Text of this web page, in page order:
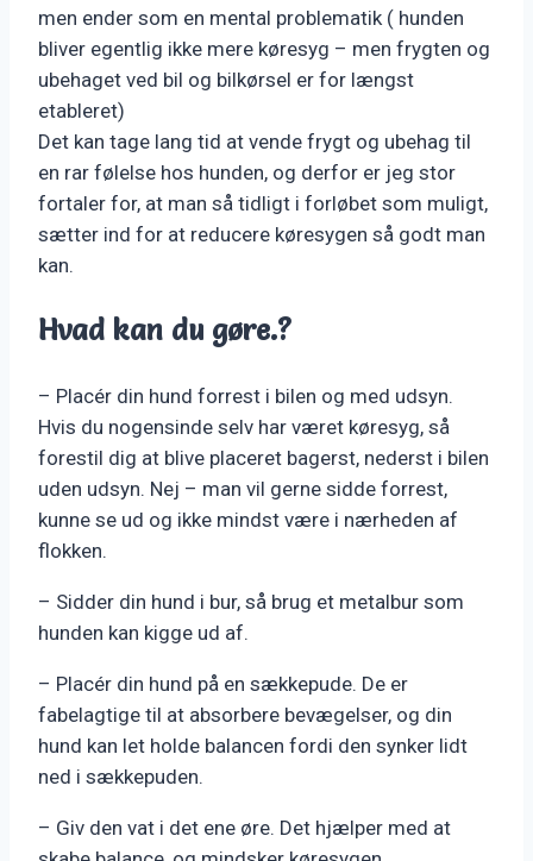
men ender som en mental problematik ( hunden
bliver egentlig ikke mere køresyg – men frygten og
ubehaget ved bil og bilkørsel er for længst
etableret)
Det kan tage lang tid at vende frygt og ubehag til
en rar følelse hos hunden, og derfor er jeg stor
fortaler for, at man så tidligt i forløbet som muligt,
sætter ind for at reducere køresygen så godt man
kan.
Hvad kan du gøre.?
– Placér din hund forrest i bilen og med udsyn.
Hvis du nogensinde selv har været køresyg, så
forestil dig at blive placeret bagerst, nederst i bilen
uden udsyn. Nej – man vil gerne sidde forrest,
kunne se ud og ikke mindst være i nærheden af
flokken.
– Sidder din hund i bur, så brug et metalbur som
hunden kan kigge ud af.
– Placér din hund på en sækkepude. De er
fabelagtige til at absorbere bevægelser, og din
hund kan let holde balancen fordi den synker lidt
ned i sækkepuden.
– Giv den vat i det ene øre. Det hjælper med at